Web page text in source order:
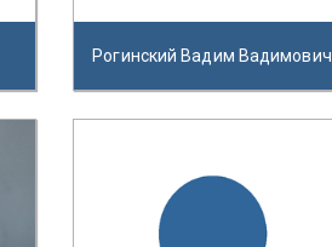
Рогинский Вадим Вадимович